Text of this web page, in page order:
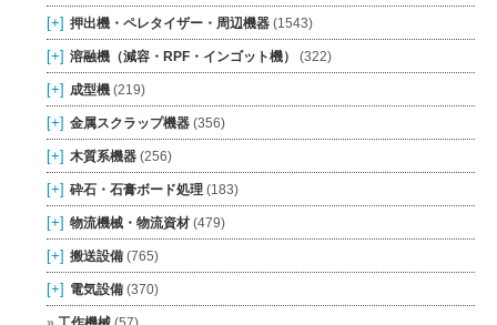
[+] 押出機・ペレタイザー・周辺機器 (1543)
[+] 溶融機（減容・RPF・インゴット機） (322)
[+] 成型機 (219)
[+] 金属スクラップ機器 (356)
[+] 木質系機器 (256)
[+] 砕石・石膏ボード処理 (183)
[+] 物流機械・物流資材 (479)
[+] 搬送設備 (765)
[+] 電気設備 (370)
工作機械 (57)